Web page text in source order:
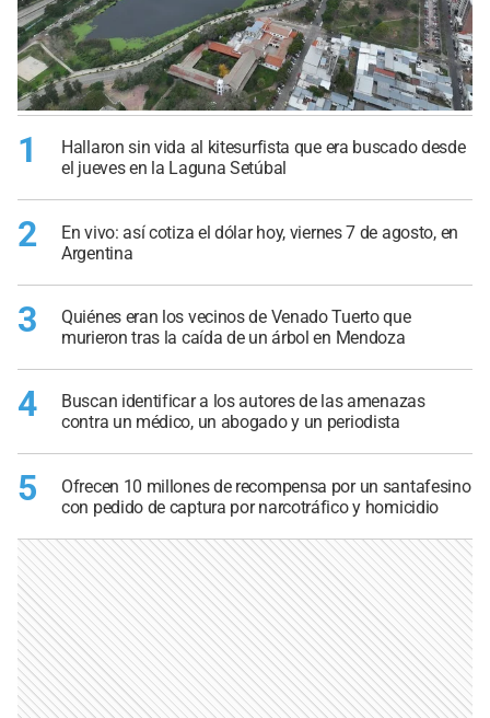
1
Hallaron sin vida al kitesurfista que era buscado desde
el jueves en la Laguna Setúbal
2
En vivo: así cotiza el dólar hoy, viernes 7 de agosto, en
Argentina
3
Quiénes eran los vecinos de Venado Tuerto que
murieron tras la caída de un árbol en Mendoza
4
Buscan identificar a los autores de las amenazas
contra un médico, un abogado y un periodista
5
Ofrecen 10 millones de recompensa por un santafesino
con pedido de captura por narcotráfico y homicidio